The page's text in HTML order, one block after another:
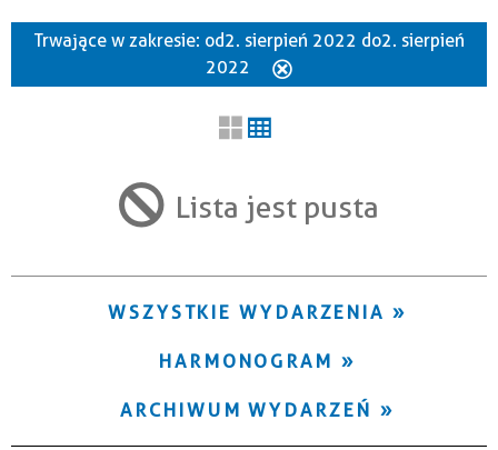
Szukana fraza
Trwające w zakresie
Trwające w zakresie: od 2. sierpień 2022 do 2. sierpień
2022
Lista jest pusta
WSZYSTKIE WYDARZENIA
HARMONOGRAM
ARCHIWUM WYDARZEŃ